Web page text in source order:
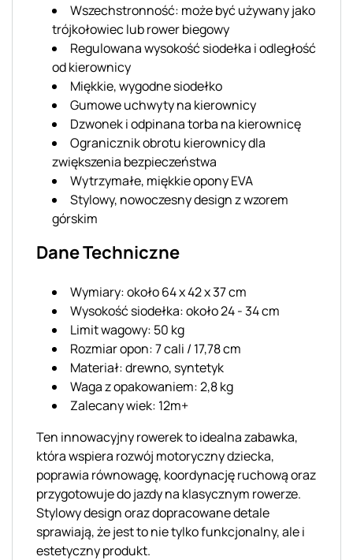
Wszechstronność: może być używany jako
trójkołowiec lub rower biegowy
Regulowana wysokość siodełka i odległość
od kierownicy
Miękkie, wygodne siodełko
Gumowe uchwyty na kierownicy
Dzwonek i odpinana torba na kierownicę
Ogranicznik obrotu kierownicy dla
zwiększenia bezpieczeństwa
Wytrzymałe, miękkie opony EVA
Stylowy, nowoczesny design z wzorem
górskim
Dane Techniczne
Wymiary: około 64 x 42 x 37 cm
Wysokość siodełka: około 24 - 34 cm
Limit wagowy: 50 kg
Rozmiar opon: 7 cali / 17,78 cm
Materiał: drewno, syntetyk
Waga z opakowaniem: 2,8 kg
Zalecany wiek: 12m+
Ten innowacyjny rowerek to idealna zabawka,
która wspiera rozwój motoryczny dziecka,
poprawia równowagę, koordynację ruchową oraz
przygotowuje do jazdy na klasycznym rowerze.
Stylowy design oraz dopracowane detale
sprawiają, że jest to nie tylko funkcjonalny, ale i
estetyczny produkt.